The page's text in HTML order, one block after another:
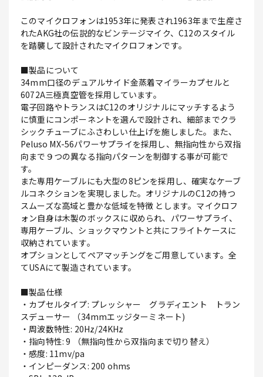
このマイクロフォンは1953年に発表され1963年まで生産さ
れたAKG社の伝説的なビンテージマイク、C12のスタイル
を踏襲して設計されたマイクロフォンです。
■製品について
34mm口径のデュアルサイド金蒸着マイラーカプセルと
6072A三極真空管を採用しています。
電子回路やトランスはC12のオリジナルにマッチするよう
に慎重にコンポーネントを選んで設計され、細部までクラ
シックチューブにふさわしい仕上げを施しました。また、
Peluso MX-56パワーサプライを採用し、無指向性から双指
向まで９つの異なる指向パターンを制御する事が可能で
す。
また専用ケーブルにも大型の8ピンを採用し、確実なケーブ
ルコネクションを実現しました。オリジナルのC12の持つ
スムーズな高域と豊かな低域を特徴 とします。マイクロフ
ォン自身は木製のボックスに収められ、パワーサプライ、
専用ケーブル、ショックマウントと共にフライトケースに
収納されています。
オプションとしてペアマッチングをご用意しています。全
てUSAにて製造されています。
■製品仕様
・カプセルタイプ: プレッシャー グラディエント トラン
スデューサー （34mmエッジターミネート)
・周波数特性: 20Hz/24KHz
・指向特性: 9 （無指向性から双指向まで切り替え）
・感度: 11mv/pa
・インピーダンス: 200 ohms